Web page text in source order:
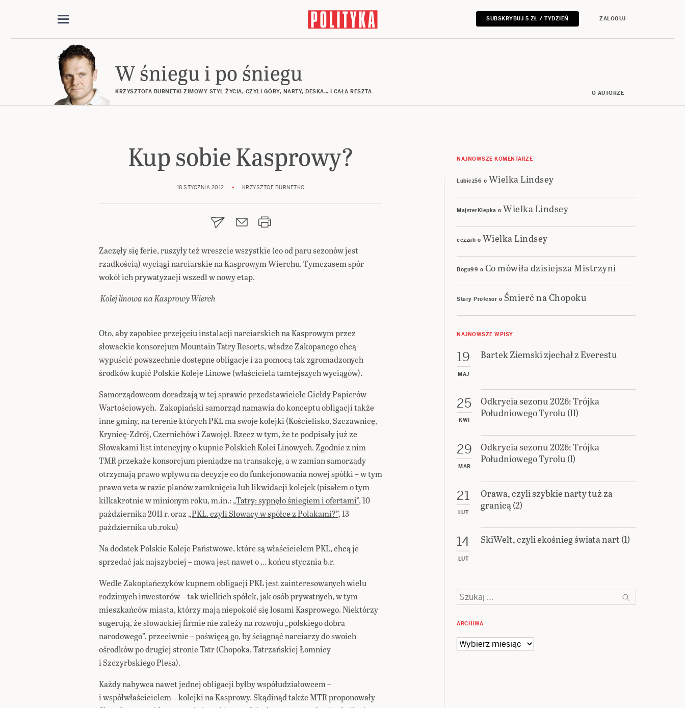
SUBSKRYBUJ 5 ZŁ / TYDZIEŃ ZALOGUJ
W śniegu i po śniegu
KRZYSZTOFA BURNETKI ZIMOWY STYL ŻYCIA, CZYLI GÓRY, NARTY, DESKA… I CAŁA RESZTA O AUTORZE
Kup sobie Kasprowy?
18 STYCZNIA 2012 KRZYSZTOF BURNETKO
Zaczęły się ferie, ruszyły też wreszcie wszystkie (co od paru sezonów jest
rzadkością) wyciągi narciarskie na Kasprowym Wierchu. Tymczasem spór
wokół ich prywatyzacji wszedł w nowy etap.
Kolej linowa na Kasprowy Wierch
Oto, aby zapobiec przejęciu instalacji narciarskich na Kasprowym przez
słowackie konsorcjum Mountain Tatry Resorts, władze Zakopanego chcą
wypuścić powszechnie dostępne obligacje i za pomocą tak zgromadzonych
środków kupić Polskie Koleje Linowe (właściciela tamtejszych wyciągów).
Samorządowcom doradzają w tej sprawie przedstawiciele Giełdy Papierów
Wartościowych. Zakopiański samorząd namawia do konceptu obligacji także
inne gminy, na terenie których PKL ma swoje kolejki (Kościelisko, Szczawnicę,
Krynicę-Zdrój, Czernichów i Zawoję). Rzecz w tym, że te podpisały już ze
Słowakami list intencyjny o kupnie Polskich Kolei Linowych. Zgodnie z nim
TMR przekaże konsorcjum pieniądze na transakcję, a w zamian samorządy
otrzymają prawo wpływu na decyzje co do funkcjonowania nowej spółki – w tym
prawo veta w razie planów zamknięcia lub likwidacji kolejek (pisałem o tym
kilkakrotnie w minionym roku, m.in.: „Tatry: sypnęło śniegiem i ofertami”, 10
października 2011 r. oraz „PKL. czyli Słowacy w spółce z Polakami?”, 13
października ub.roku)
Na dodatek Polskie Koleje Państwowe, które są właścicielem PKL, chcą je
sprzedać jak najszybciej – mowa jest nawet o … końcu stycznia b.r.
Wedle Zakopiańczyków kupnem obligacji PKL jest zainteresowanych wielu
rodzimych inwestorów – tak wielkich spółek, jak osób prywatnych, w tym
mieszkańców miasta, którzy mają niepokoić się losami Kasprowego. Niektórzy
sugerują, że słowackiej firmie nie zależy na rozwoju „polskiego dobra
narodowego”, przeciwnie – poświęcą go, by ściągnąć narciarzy do swoich
ośrodków po drugiej stronie Tatr (Chopoka, Tatrzańskiej Łomnicy
i Szczyrbskiego Plesa).
Każdy nabywca nawet jednej obligacji byłby współudziałowcem –
i współwłaścicielem – kolejki na Kasprowy. Skądinąd także MTR proponowały
NAJNOWSZE KOMENTARZE
Lubicz56 o Wielka Lindsey
MajsterKlepka o Wielka Lindsey
cezzah o Wielka Lindsey
Bogu99 o Co mówiła dzisiejsza Mistrzyni
Stary Profesor o Śmierć na Chopoku
NAJNOWSZE WPISY
19
MAJ
Bartek Ziemski zjechał z Everestu
25
KWI
Odkrycia sezonu 2026: Trójka
Południowego Tyrolu (II)
29
MAR
Odkrycia sezonu 2026: Trójka
Południowego Tyrolu (I)
21
LUT
Orawa, czyli szybkie narty tuż za
granicą (2)
14
LUT
SkiWelt, czyli ekośnieg świata nart (1)
Szukaj:
ARCHIWA
Archiwa